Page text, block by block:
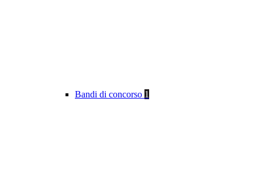
Bandi di concorso 1